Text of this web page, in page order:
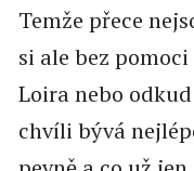
Temže přece
si ale bez
Loira nebo
chvíli bývá